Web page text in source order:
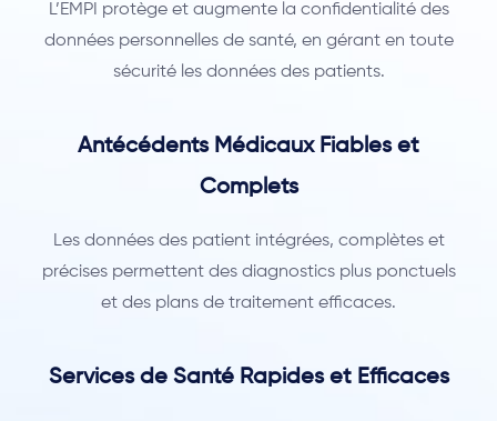
L’EMPI protège et augmente la confidentialité des
données personnelles de santé, en gérant en toute
sécurité les données des patients.
Antécédents Médicaux Fiables et
Complets
Les données des patient intégrées, complètes et
précises permettent des diagnostics plus ponctuels
et des plans de traitement efficaces.
Services de Santé Rapides et Efficaces